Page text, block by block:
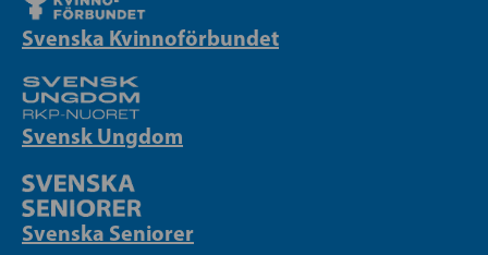
Svenska Kvinnoförbundet
Svensk Ungdom
Svenska Seniorer